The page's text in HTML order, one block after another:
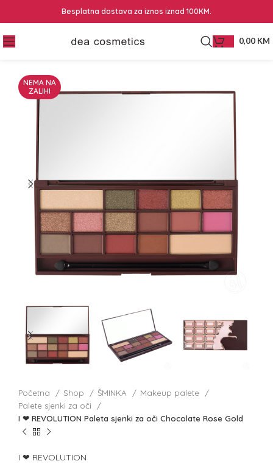
Besplatna dostava za iznos iznad 100KM.
0,00 KM
NEMA NA
ZALIHI
Početna Shop ŠMINKA
Makeup palete
Palete sjenki za oči
I ❤ REVOLUTION Paleta sjenki za oči Chocolate Rose Gold
I ❤ REVOLUTION